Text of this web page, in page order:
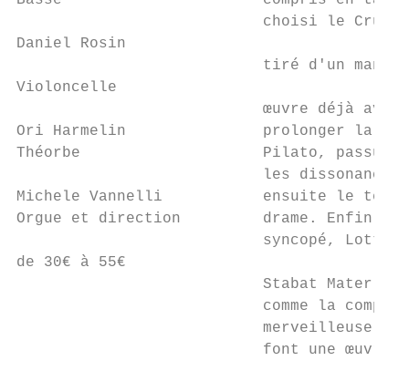
choisi le
Daniel Rosin
tiré d'un
Violoncelle
œuvre déjà
Ori Harmelin               prolonger la
Théorbe                    Pilato, passus et
les
Michele Vannelli           ensuite le texte
Orgue et direction         drame. Enfin,
syncopé, Lotti
de 30€ à 55€
Stabat Mater |
comme la
merveilleuse
font une œuvre